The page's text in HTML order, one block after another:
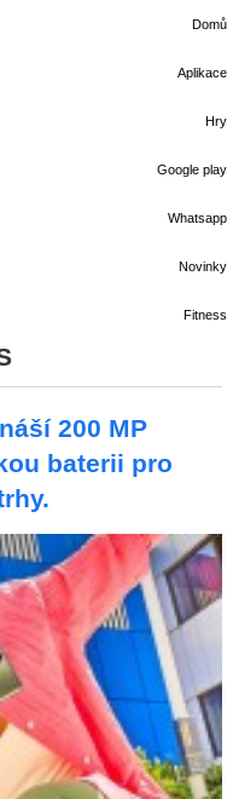
Domů
Aplikace
Hry
Google play
Whatsapp
Novinky
Fitness
200 MP
baterii pro